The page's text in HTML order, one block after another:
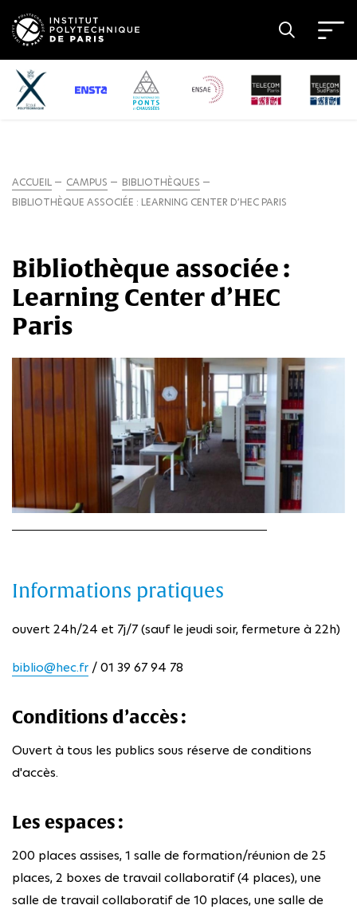
ACCUEIL CAMPUS
BIBLIOTHÈQUES
BIBLIOTHÈQUE ASSOCIÉE : LEARNING CENTER D’HEC PARIS
Bibliothèque associée :
Learning Center d’HEC
Paris
Informations pratiques
ouvert 24h/24 et 7j/7 (sauf le jeudi soir, fermeture à 22h)
biblio@hec.fr / 01 39 67 94 78
Conditions d’accès :
Ouvert à tous les publics sous réserve de conditions
d'accès.
Les espaces :
200 places assises, 1 salle de formation/réunion de 25
places, 2 boxes de travail collaboratif (4 places), une
salle de travail collaboratif de 10 places, une salle de